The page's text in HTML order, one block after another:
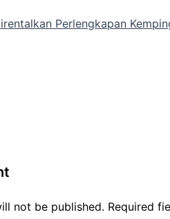
Perlengkapan
not be published. Required